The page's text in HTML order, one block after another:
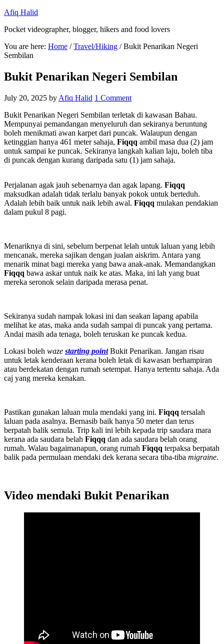
Afiq Halid
Pocket videographer, blogger, hikers and food lovers
You are here: Home / Travel/Hiking /Bukit Penarikan Negeri
Sembilan
Bukit Penarikan Negeri Sembilan
July 20, 2025 by Afiq Halid 1 Comment
Bukit Penarikan Negeri Sembilan terletak di kawasan Bahau.
Mempunyai pemandangan menyeluruh dan sekiranya beruntung
boleh menikmati awan karpet dari puncak. Walaupun dengan
ketinggian hanya 461 meter sahaja, Fiqqq ambil masa dua (2) jam
untuk sampai ke puncak. Sekiranya langkah kalian laju, boleh tiba
di puncak dengan kurang daripada satu (1) jam sahaja.
Perjalanan agak jauh sebenarnya dan agak lapang. Fiqqq
maksudkan adalah tidak terlalu banyak pokok untuk berteduh.
Adalah lebih baik untuk naik lebih awal. Fiqqq mulakan pendakian
dalam pukul 8 pagi.
Menariknya di sini, sebelum berpenat lelah untuk laluan yang lebih
mencanak, mereka sajikan dengan jualan aiskrim. Antara yang
menarik minat bagi mereka yang bawa anak-anak. Memandangkan
Fiqqq bawa askar untuk naik ke atas. Maka, ini lah yang buat
mereka seronok selain daripada merasa penat.
Sekiranya sudah nampak lokasi ini dan seakan lapang apabila
melihat ke atas, maka anda sudah sampai di puncak yang pertama.
Andai masih ada tenaga, boleh teruskan ke puncak kedua.
Lokasi boleh waze starting pointBukit Penarikan. Jangan risau
untuk letak kenderaan kerana boleh letak di kawasan berhampiran
atau berdekatan dengan rumah setempat. Hanya tertentu sahaja. Ada
caj yang mereka kenakan.
Pastikan gunakan laluan mula mendaki yang ini. Fiqqq tersalah
laluan pada asalnya. Bernasib baik hanya 50 meter dan terus
berpatah balik semula. Trip kali ini lebih kepada trip saudara mara
kerana ada saudara belah Fiqqq dan ada saudara belah orang
rumah. Walau bagaimanapun, orang rumah Fiqqq terpaksa berpatah
balik pada permulaan mendaki dek kerana secara tiba-tiba migraine.
Video mendaki Bukit Penarikan